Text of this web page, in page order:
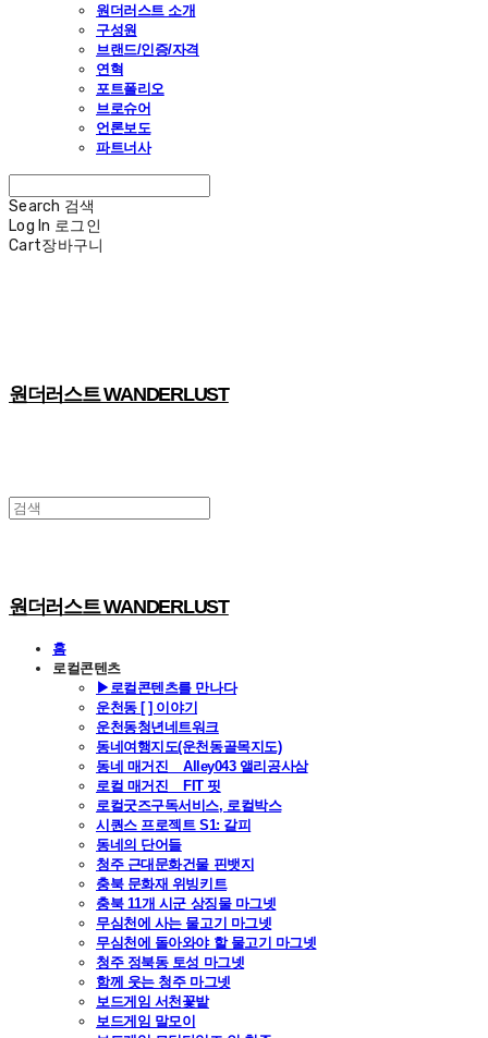
원더러스트 소개
구성원
브랜드/인증/자격
연혁
포트폴리오
브로슈어
언론보도
파트너사
Search 검색
Log In 로그인
Cart장바구니
원더러스트 WANDERLUST
원더러스트 WANDERLUST
홈
로컬콘텐츠
▶로컬콘텐츠를 만나다
운천동 [ ] 이야기
운천동청년네트워크
동네여행지도(운천동골목지도)
동네 매거진 _ Alley043 앨리공사삼
로컬 매거진 _ FIT 핏
로컬굿즈구독서비스, 로컬박스
시퀀스 프로젝트 S1: 갈피
동네의 단어들
청주 근대문화건물 핀뱃지
충북 문화재 위빙키트
충북 11개 시군 상징물 마그넷
무심천에 사는 물고기 마그넷
무심천에 돌아와야 할 물고기 마그넷
청주 정북동 토성 마그넷
함께 웃는 청주 마그넷
보드게임 서천꽃밭
보드게임 말모이